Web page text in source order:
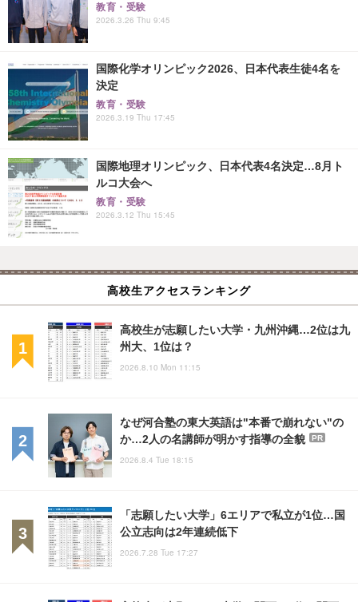
教育・受験
2026.3.26 Thu 9:45
国際化学オリンピック2026、日本代表生徒4名を
決定
教育・受験
2026.3.19 Thu 17:45
国際地理オリンピック、日本代表4名決定…8月ト
ルコ大会へ
教育・受験
2026.3.12 Thu 15:45
高校生アクセスランキング
高校生が志願したい大学・九州沖縄…2位は九
州大、1位は？
2026.8.10 Mon 11:15
なぜ河合塾の東大英語は"本番で崩れない"の
か…2人の名講師が明かす指導の全貌
PR
2026.8.4 Tue 18:15
「志願したい大学」6エリアで私立が1位…国
公立志向は2年連続低下
2026.7.28 Tue 17:27